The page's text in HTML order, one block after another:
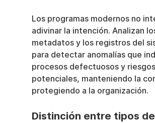
Los programas modernos no
adivinar la intención. Analizan
metadatos y los registros del
para detectar anomalías que
procesos defectuosos y riesgos
potenciales, manteniendo la
protegiendo a la organización.
Distinción entre tipos de